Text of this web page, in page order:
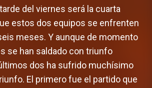
del viernes será la cuarta
estos dos equipos se enfrenten
meses. Y aunque de momento
se han saldado con triunfo
dos ha sufrido muchísimo
El primero fue el partido que